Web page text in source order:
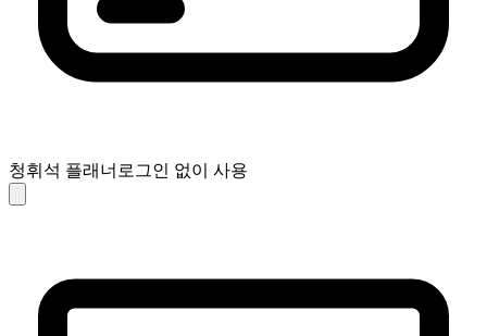
청휘석 플래너 로그인 없이 사용